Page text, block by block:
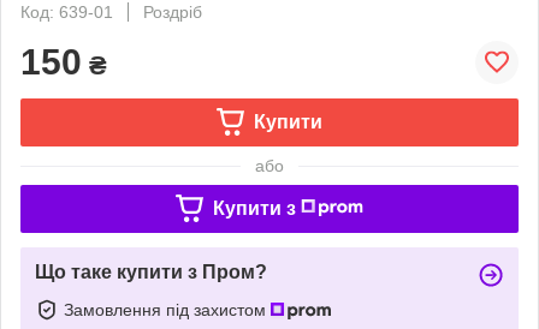
Код: 639-01
Роздріб
150 ₴
Купити
або
Купити з
Що таке купити з Пром?
Замовлення під захистом